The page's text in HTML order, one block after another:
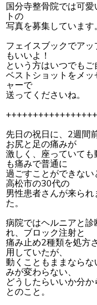
国分寺整骨院では可愛
トの
写真を募集しています。
フェイスブックでアッ
もいいよ！
という方はいつでもご
ベストショットをメッ
ャーで
送ってくださいね。
先日の祝日に、2週間
お尻と足の痛みが
激しく、座っていても
も痛みで普通に
過ごすことができない
高松市の30代の
男性患者さんが来られ
た。
病院ではヘルニアと診
れ、ブロック注射と
痛み止め2種類を処方
用していたが、
動くこともままならな
みが変わらない、
どうしたらいいか分か
とのこと。